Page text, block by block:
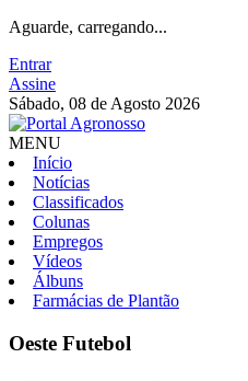
Aguarde, carregando...
Entrar
Assine
Sábado, 08 de Agosto 2026
MENU
Início
Notícias
Classificados
Colunas
Empregos
Vídeos
Álbuns
Farmácias de Plantão
Oeste Futebol